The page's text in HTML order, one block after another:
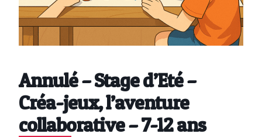
Annulé – Stage d’Eté –
Créa-jeux, l’aventure
collaborative – 7-12 ans